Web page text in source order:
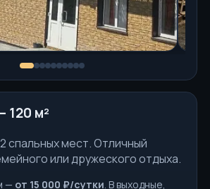
120 м²
спальных мест. Отличный
или дружеского отдыха.
— от 15 000 ₽/сутки . В выходные,